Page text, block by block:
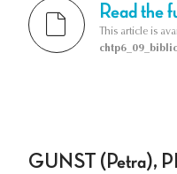
Read the
This article is
GUNST (Petra),